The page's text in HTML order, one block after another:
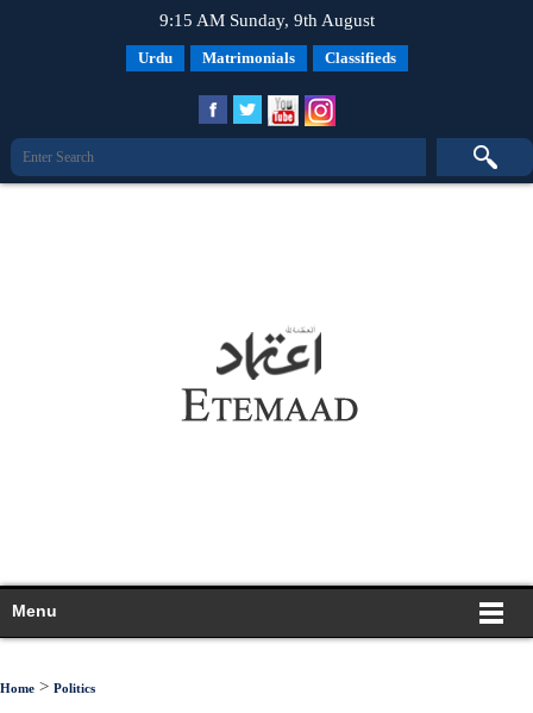
9:15 AM Sunday, 9th August
Urdu Matrimonials Classifieds
Menu
Home > Politics